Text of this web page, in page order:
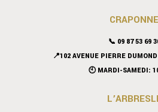
CRAPONNE
📞 09 87 53 69
📍102 AVENUE PIERRE
🕙 MARDI-SAMEDI: